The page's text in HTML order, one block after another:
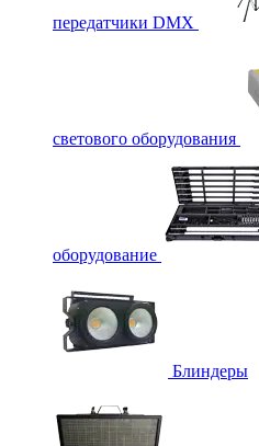
передатчики DMX
светового оборудования
оборудование
Блиндеры